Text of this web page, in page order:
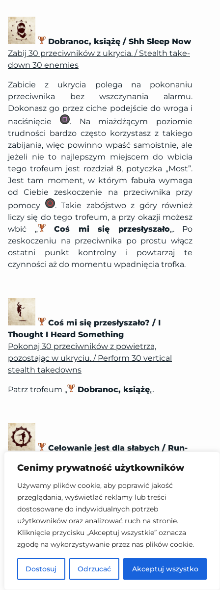
Cenimy prywatność użytkowników
Używamy plików cookie, aby poprawić jakość
przeglądania, wyświetlać reklamy lub treści
dostosowane do indywidualnych potrzeb
użytkowników oraz analizować ruch na stronie.
Kliknięcie przycisku „Akceptuj wszystkie” oznacza
zgodę na wykorzystywanie przez nas plików cookie.
Dostosuj Odrzucać Akceptuj wszystko
Dobranoc, książę / Shh Sleep Now
Zabij 30 przeciwników z ukrycia. / Stealth take-
down 30 enemies
Zabicie z ukrycia polega na pokonaniu
przeciwnika bez wszczynania alarmu.
Dokonasz go przez ciche podejście do wroga i
naciśnięcie
. Na miażdżącym poziomie
trudności bardzo często korzystasz z takiego
zabijania, więc powinno wpaść samoistnie, ale
jeżeli nie to najlepszym miejscem do wbicia
tego trofeum jest rozdział 8, potyczka „Most”.
Jest tam moment, w którym fabuła wymaga
od Ciebie zeskoczenie na przeciwnika przy
pomocy
. Takie zabójstwo z góry również
liczy się do tego trofeum, a przy okazji możesz
wbić „
Coś mi się przesłyszało„. Po
zeskoczeniu na przeciwnika po prostu włącz
ostatni punkt kontrolny i powtarzaj te
czynności aż do momentu wpadnięcia trofka.
Coś mi się przesłyszało? / I
Thought I Heard Something
Pokonaj 30 przeciwników z powietrza,
pozostając w ukryciu. / Perform 30 vertical
stealth takedowns
Patrz trofeum „ Dobranoc, książę„.
Celowanie jest dla słabych / Run-
Zabij 50 przeciwników strzałami z biodra lub na
oślep. / Defeat 50 enemies from-the-hip or
blind-firing
Trofeum polega na zabiciu 50 przeciwników
bez celowania, czyli bez używania triggera
Jeżeli ukończyłeś całą grę chociaż raz, po
naciśnięciu OPTIONS na padzie masz
wyboru dowolnej broni i nieskończonej